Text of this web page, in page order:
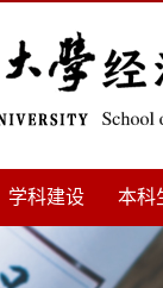
学科建设 本科